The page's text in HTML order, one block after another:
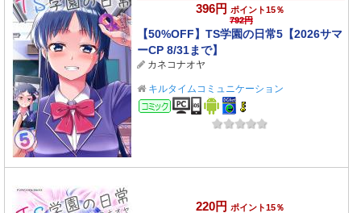
396円 ポイント15％
792円
【50%OFF】TS学園の日常5【2026サマ
ーCP 8/31まで】
カネコナオヤ
キルタイムコミュニケーション
コミック
220円 ポイント15％